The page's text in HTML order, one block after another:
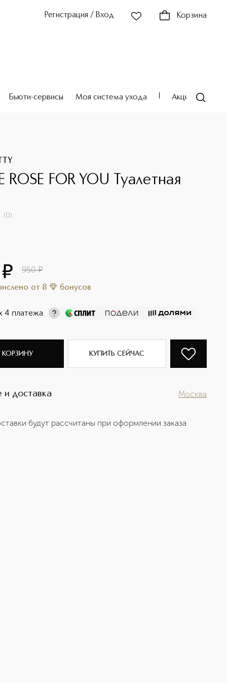
Регистрация / Вход Корзина
Бьюти-сервисы Моя система ухода Акции
ROSE FOR YOU Туалетная
(0)
¤ 950 ¤
от 8 бонусов
4 платежа
КОРЗИНУ КУПИТЬ СЕЙЧАС
и доставка Москва
будут рассчитаны при оформлении заказа